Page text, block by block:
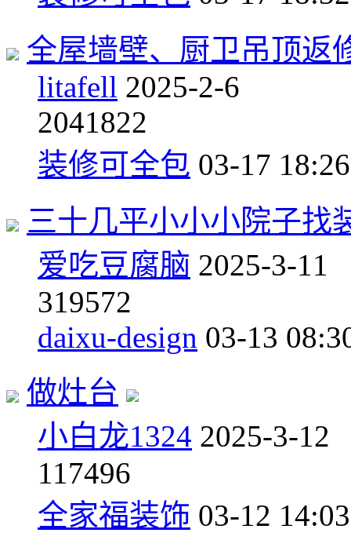
全屋墙壁、厨卫吊顶返
litafell 2025-2-6
2041822
装修可全包 03-17 18:26
三十几平小小小院子找
爱吃豆腐脑 2025-3-11
319572
daixu-design 03-13
做灶台
小白龙1324 2025-3-12
117496
全家福装饰 03-12 14:03